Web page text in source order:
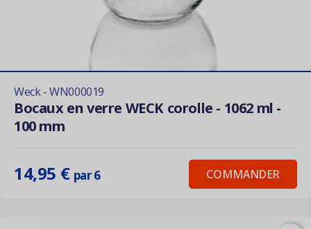
Weck - WN000019
Bocaux en verre WECK corolle - 1062 ml -
100 mm
14,95 € par 6 COMMANDER